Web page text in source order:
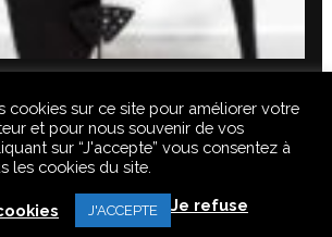
GRAPHIQUES, SONS DE CE SITE SONT
D’AUTEURS, REPRODUCTION INTERDITE.
cookies sur ce site pour améliorer votre
et pour nous souvenir de vos
sur “J'accepte” vous consentez à
les cookies du site.
J'ACCEPTE Je refuse